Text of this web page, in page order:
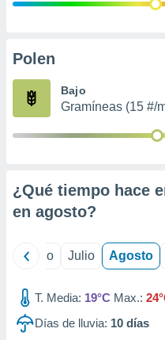
publicidad
de
Polen
Bajo
Gramíneas (15 #/
¿Qué tiempo hace
en agosto?
Junio Julio Agosto
T. Media: 19°C Max.:
Días de lluvia: 10 días